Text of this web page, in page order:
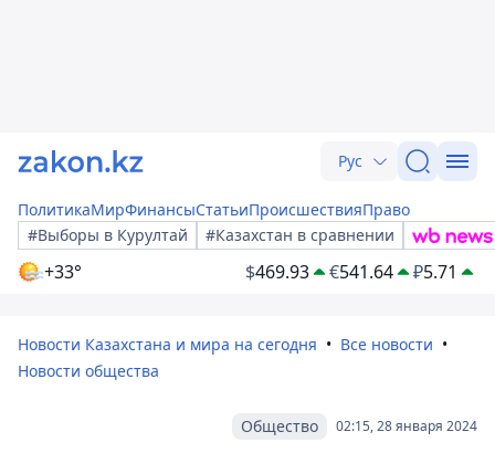
Рус
ПолитикаМирФинансыСтатьиПроисшествияПраво
#Выборы в Курултай
#Казахстан в сравнении
+33° $469.93 €541.64 ₽5.71
Новости Казахстана и мира на сегодня
Все новости
Новости общества
02:15, 28 января 2024
Общество